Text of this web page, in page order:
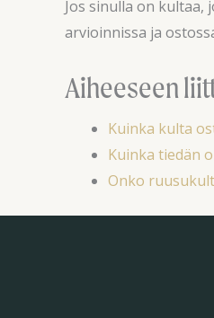
Jos sinulla on
arvioinnissa ja
Aiheeseen
Kuinka kulta
Kuinka tiedän
Onko